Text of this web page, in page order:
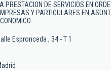
LA PRESTACION DE SERVICIOS EN
Y PARTICULARES EN
Espronceda , 34 - T 1